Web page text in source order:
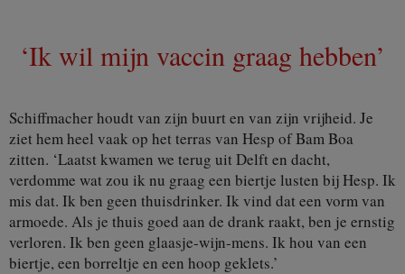
‘Ik wil mijn vaccin graag hebben’
Schiffmacher houdt van zijn buurt en van zijn vrijheid. Je
ziet hem heel vaak op het terras van Hesp of Bam Boa
zitten. ‘Laatst kwamen we terug uit Delft en dacht,
verdomme wat zou ik nu graag een biertje lusten bij Hesp. Ik
mis dat. Ik ben geen thuisdrinker. Ik vind dat een vorm van
armoede. Als je thuis goed aan de drank raakt, ben je ernstig
verloren. Ik ben geen glaasje-wijn-mens. Ik hou van een
biertje, een borreltje en een hoop geklets.’